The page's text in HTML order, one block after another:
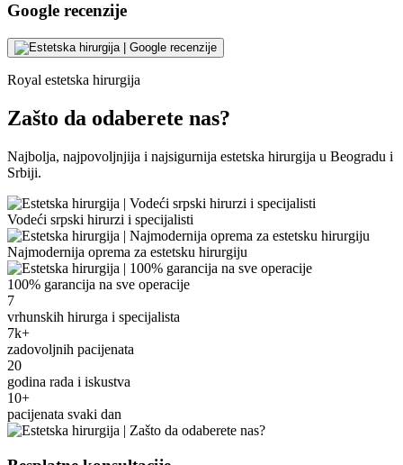
Google recenzije
Royal estetska hirurgija
Zašto da odaberete nas?
Najbolja, najpovoljnjija i najsigurnija estetska hirurgija u Beogradu i
Srbiji.
Vodeći srpski hirurzi i specijalisti
Najmodernija oprema za estetsku hirurgiju
100% garancija na sve operacije
7
vrhunskih hirurga i specijalista
7k+
zadovoljnih pacijenata
20
godina rada i iskustva
10+
pacijenata svaki dan